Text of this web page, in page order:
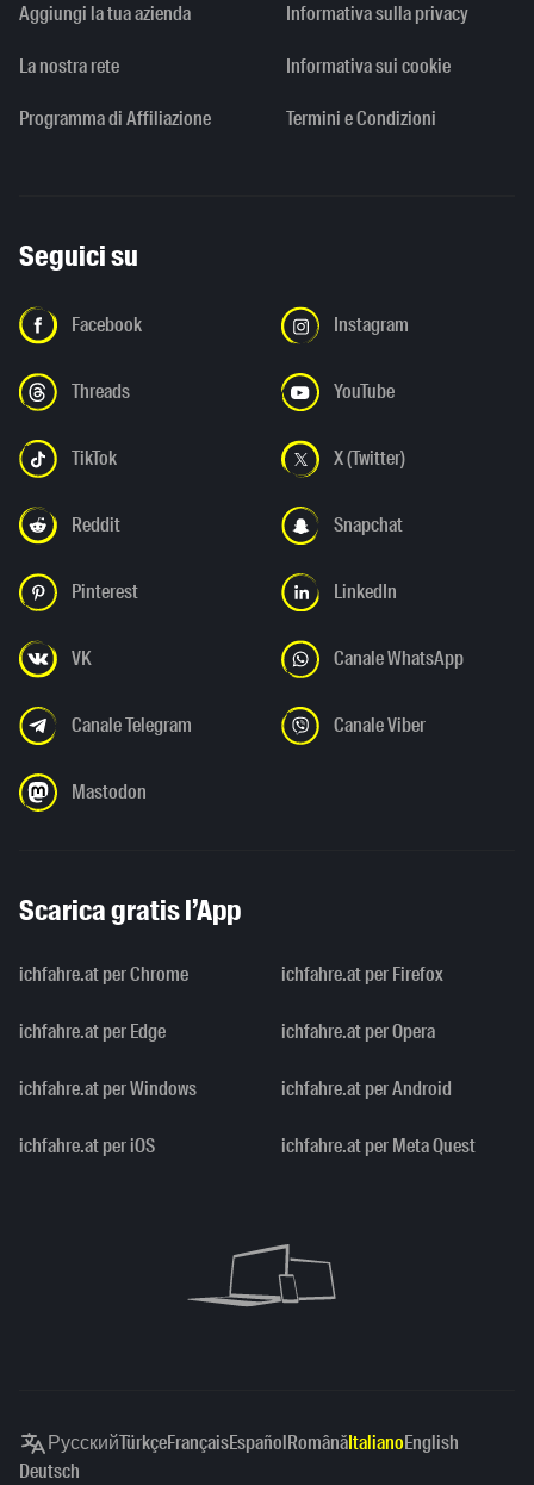
Aggiungi la tua azienda
La nostra rete
Programma di Affiliazione
Informativa sulla privacy
Informativa sui cookie
Termini e Condizioni
Seguici su
Facebook Instagram
Threads YouTube
TikTok X (Twitter)
Reddit Snapchat
Pinterest LinkedIn
VK Canale WhatsApp
Canale Telegram Canale Viber
Mastodon
Scarica gratis l’App
ichfahre.at per Chrome ichfahre.at per Firefox
ichfahre.at per Edge ichfahre.at per Opera
ichfahre.at per Windows ichfahre.at per Android
ichfahre.at per iOS ichfahre.at per Meta Quest
РусскийTürkçeFrançaisEspañolRomânăItalianoEnglish
Deutsch